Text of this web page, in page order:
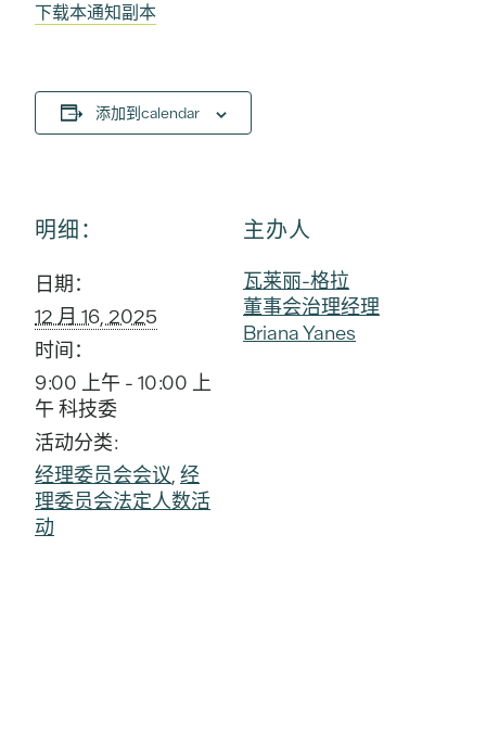
下载本通知副本
添加到calendar
明细：
日期：
12 月 16, 2025
时间：
9:00 上午 - 10:00 上
午 科技委
活动分类:
经理委员会会议, 经
理委员会法定人数活
动
主办人
瓦莱丽-格拉
董事会治理经理
Briana Yanes